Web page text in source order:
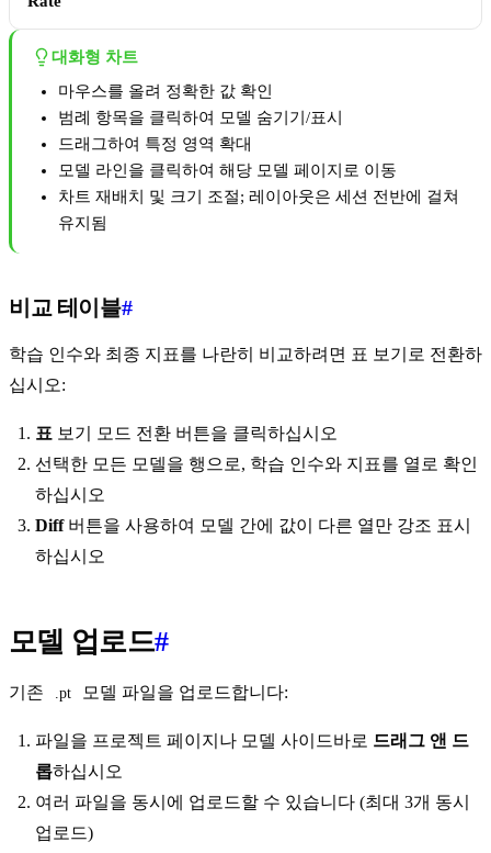
대화형 차트
마우스를 올려 정확한 값 확인
범례 항목을 클릭하여 모델 숨기기/표시
드래그하여 특정 영역 확대
모델 라인을 클릭하여 해당 모델 페이지로 이동
차트 재배치 및 크기 조절; 레이아웃은 세션 전반에 걸쳐
유지됨
비교 테이블#
학습 인수와 최종 지표를 나란히 비교하려면 표 보기로 전환하
십시오:
표 보기 모드 전환 버튼을 클릭하십시오
선택한 모든 모델을 행으로, 학습 인수와 지표를 열로 확인
하십시오
Diff버튼을 사용하여 모델 간에 값이 다른 열만 강조 표시
하십시오
모델 업로드#
기존 .pt 모델 파일을 업로드합니다:
파일을 프로젝트 페이지나 모델 사이드바로 드래그 앤 드
롭하십시오
여러 파일을 동시에 업로드할 수 있습니다 (최대 3개 동시
업로드)